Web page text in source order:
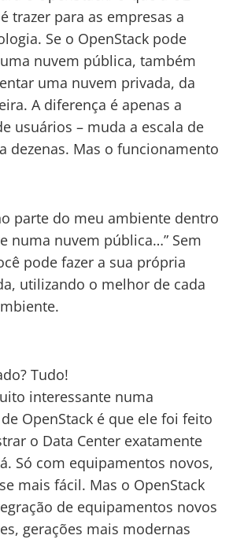
trazer para as empresas a
Se o OpenStack pode
nuvem pública, também
uma nuvem privada, da
A diferença é apenas a
usuários – muda a escala de
dezenas. Mas o funcionamento
parte do meu ambiente dentro
numa nuvem pública…” Sem
pode fazer a sua própria
utilizando o melhor de cada
Tudo!
interessante numa
OpenStack é que ele foi feito
o Data Center exatamente
Só com equipamentos novos,
mais fácil. Mas o OpenStack
de equipamentos novos
gerações mais modernas